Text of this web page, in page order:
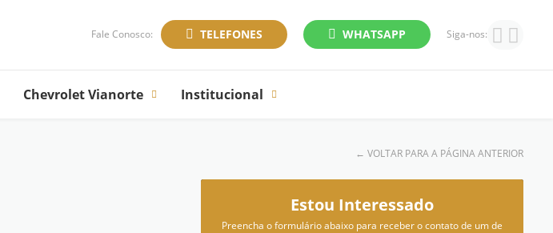
Fale Conosco: TELEFONES WHATSAPP Siga-nos:
Chevrolet Vianorte Institucional
← VOLTAR PARA A PÁGINA ANTERIOR
Estou Interessado
Preencha o formulário abaixo para receber o contato de um de